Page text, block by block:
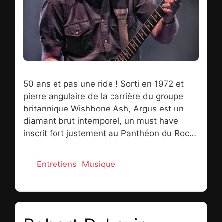
50 ans et pas une ride ! Sorti en 1972 et
pierre angulaire de la carrière du groupe
britannique Wishbone Ash, Argus est un
diamant brut intemporel, un must have
inscrit fort justement au Panthéon du Rock.
perdure l’aventure musicale, Andy Powell, à
1969, a traversé les modes et les scènes
Wishbone Ash, c’est, au-delà d’une
Catégories
Entretiens Musique